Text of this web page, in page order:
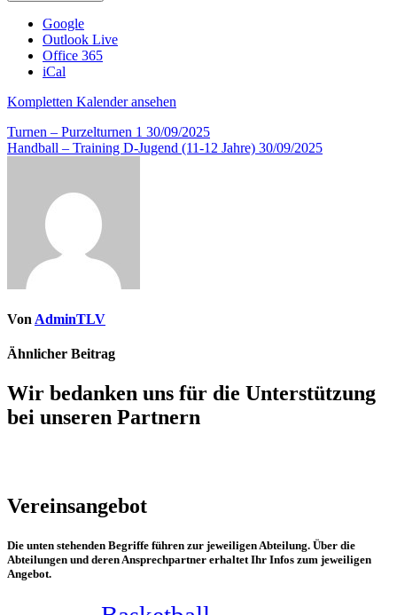
Google
Outlook Live
Office 365
iCal
Kompletten Kalender ansehen
Beitragsnavigation
Turnen – Purzelturnen 1 30/09/2025
Handball – Training D-Jugend (11-12 Jahre) 30/09/2025
Von AdminTLV
Ähnlicher Beitrag
Wir bedanken uns für die Unterstützung
bei unseren Partnern
Vereinsangebot
Die unten stehenden Begriffe führen zur jeweiligen Abteilung. Über die
Abteilungen und deren Ansprechpartner erhaltet Ihr Infos zum jeweiligen
Angebot.